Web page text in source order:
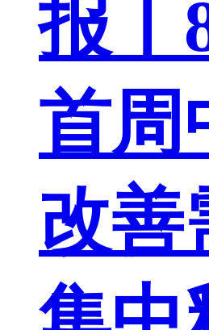
报丨
首周
改善